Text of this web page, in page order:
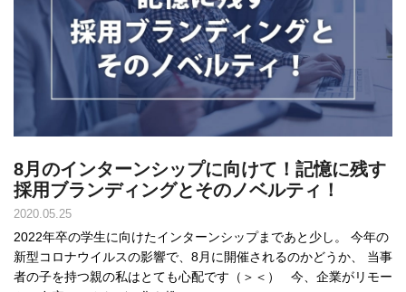
8月のインターンシップに向けて！記憶に残す
採用ブランディングとそのノベルティ！
2020.05.25
2022年卒の学生に向けたインターンシップまであと少し。 今年の
新型コロナウイルスの影響で、8月に開催されるのかどうか、 当事
者の子を持つ親の私はとても心配です（＞＜） 今、企業がリモー